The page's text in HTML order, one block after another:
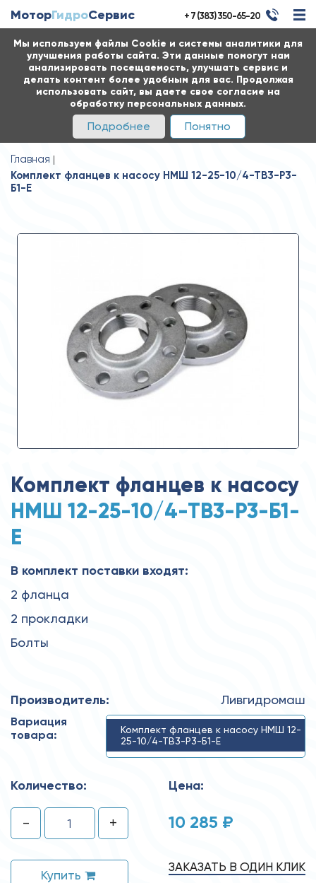
Мы используем файлы Cookie и системы аналитики для
улучшения работы сайта. Эти данные помогут нам
анализировать посещаемость, улучшать сервис и
делать контент более удобным для вас. Продолжая
использовать сайт, вы даете свое согласие на
обработку персональных данных.
Подробнее Понятно
МоторГидроСервис + 7 (383) 350-65-20
Главная
Комплект фланцев к насосу НМШ 12-25-10/4-ТВ3-Р3-
Б1-Е
Комплект фланцев к насосу
НМШ 12-25-10/4-ТВ3-Р3-Б1-
Е
В комплект поставки входят:
2 фланца
2 прокладки
Болты
Производитель: Ливгидромаш
Вариация
товара:
Комплект фланцев к насосу НМШ 12-
25-10/4-ТВ3-Р3-Б1-Е
Количество:
- +
Купить
Цена:
10 285 ₽
ЗАКАЗАТЬ В ОДИН КЛИК